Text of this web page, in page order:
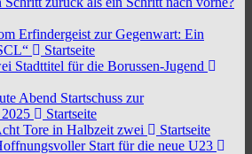
Erfindergeist zur Gegenwart: Ein
Startseite
Stadttitel für die Borussen-Jugend
Abend Startschuss zur
2025
Startseite
Tore in Halbzeit zwei
Startseite
Start für die neue U23